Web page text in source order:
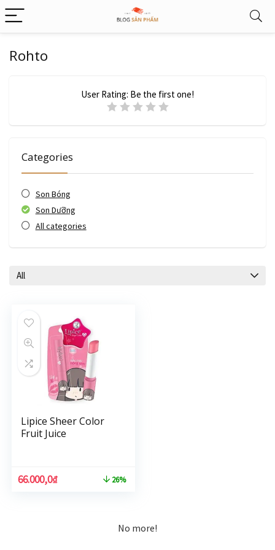
Rohto
User Rating: Be the first one!
Categories
Son Bóng
Son Dưỡng
All categories
All
Lipice Sheer Color
Fruit Juice
66.000,0₫ 26%
No more!